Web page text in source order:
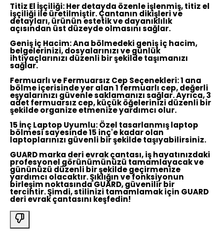
Titiz El İşçiliği:Her detayda özenle işlenmiş, titiz el
işçiliği ile üretilmiştir. Çantanın dikişleri ve
detayları, ürünün estetik ve dayanıklılık
açısından üst düzeyde olmasını sağlar.
Geniş İç Hacim:Ana bölmedeki geniş iç hacim,
belgelerinizi, dosyalarınızı ve günlük
ihtiyaçlarınızı düzenli bir şekilde taşımanızı
sağlar.
Fermuarlı ve Fermuarsız Cep Seçenekleri:1 ana
bölme içerisinde yer alan 1 fermuarlı cep, değerli
eşyalarınızı güvenle saklamanızı sağlar. Ayrıca, 3
adet fermuarsız cep, küçük öğelerinizi düzenli bir
şekilde organize etmenize yardımcı olur.
15 İnç Laptop Uyumlu:Özel tasarlanmış laptop
bölmesi sayesinde 15 inç'e kadar olan
laptoplarınızı güvenli bir şekilde taşıyabilirsiniz.
GUARD marka deri evrak çantası, iş hayatınızdaki
profesyonel görünümünüzü tamamlayacak ve
gününüzü düzenli bir şekilde geçirmenize
yardımcı olacaktır. Şıklığın ve fonksiyonun
birleşim noktasında GUARD, güvenilir bir
tercihtir. Şimdi, stilinizi tamamlamak için GUARD
deri evrak çantasını keşfedin!